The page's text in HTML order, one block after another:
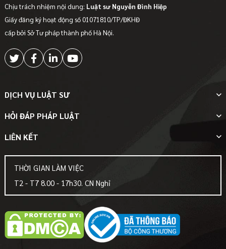
Chịu trách nhiệm nội dung: Luật sư Nguyễn Đình Hiệp
Giấy đăng ký hoạt động số 01071810/TP/ĐKHĐ
cấp bởi Sở Tư pháp thành phố Hà Nội.
DỊCH VỤ LUẬT SƯ
HỎI ĐÁP PHÁP LUẬT
LIÊN KẾT
THỜI GIAN LÀM VIỆC
T2 - T7 8.00 - 17h30. CN Nghỉ